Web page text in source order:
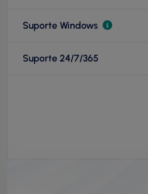
Suporte Windows
Suporte 24/7/365